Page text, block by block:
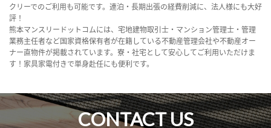
クリーでのご利用も可能です。連泊・長期出張の経費削減に、法人様にも大好
評！
熊本マンスリードットコムには、宅地建物取引士・マンション管理士・管理
業務主任者など国家資格保有者が在籍している不動産管理会社や不動産オー
ナー直物件が掲載されています。寮・社宅として安心してご利用いただけま
す！家具家電付きで単身赴任にも便利です。
CONTACT US